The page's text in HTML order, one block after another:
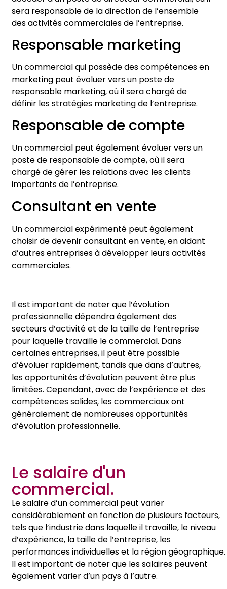
sera responsable de la direction de l’ensemble
des activités commerciales de l’entreprise.
Responsable marketing
Un commercial qui possède des compétences en
marketing peut évoluer vers un poste de
responsable marketing, où il sera chargé de
définir les stratégies marketing de l’entreprise.
Responsable de compte
Un commercial peut également évoluer vers un
poste de responsable de compte, où il sera
chargé de gérer les relations avec les clients
importants de l’entreprise.
Consultant en vente
Un commercial expérimenté peut également
choisir de devenir consultant en vente, en aidant
d’autres entreprises à développer leurs activités
commerciales.
Il est important de noter que l’évolution
professionnelle dépendra également des
secteurs d’activité et de la taille de l’entreprise
pour laquelle travaille le commercial. Dans
certaines entreprises, il peut être possible
d’évoluer rapidement, tandis que dans d’autres,
les opportunités d’évolution peuvent être plus
limitées. Cependant, avec de l’expérience et des
compétences solides, les commerciaux ont
généralement de nombreuses opportunités
d’évolution professionnelle.
Le salaire d'un
commercial.
Le salaire d’un commercial peut varier
considérablement en fonction de plusieurs facteurs,
tels que l’industrie dans laquelle il travaille, le niveau
d’expérience, la taille de l’entreprise, les
performances individuelles et la région géographique.
Il est important de noter que les salaires peuvent
également varier d’un pays à l’autre.